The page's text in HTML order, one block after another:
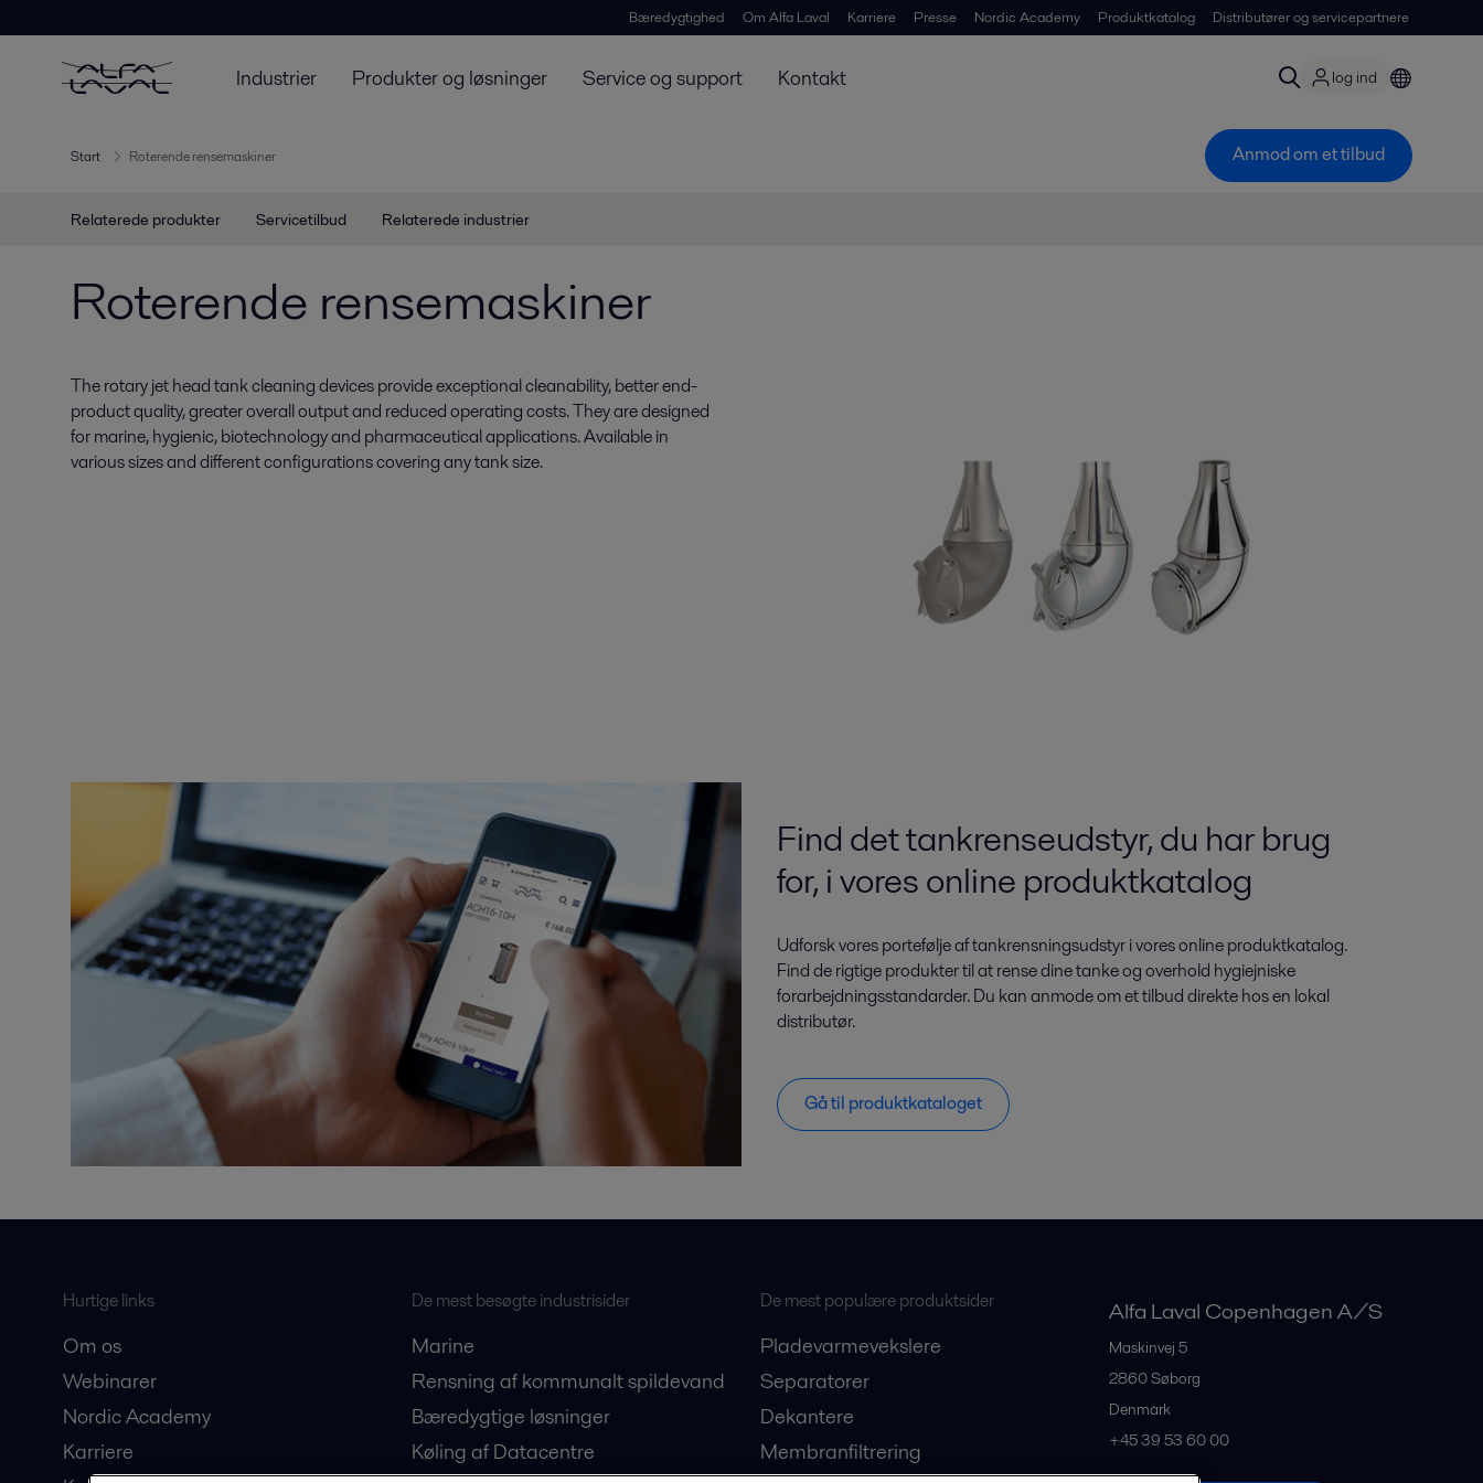
Bæredygtighed Om Alfa Laval Karriere Presse Nordic Academy Produktkatalog Distributører og servicepartnere
Industrier Produkter og løsninger Service og support Kontakt log ind
Start Roterende rensemaskiner Anmod om et tilbud
Relaterede produkter Servicetilbud Relaterede industrier
Roterende rensemaskiner
The rotary jet head tank cleaning devices provide exceptional cleanability, better end-
product quality, greater overall output and reduced operating costs. They are designed
for marine, hygienic, biotechnology and pharmaceutical applications. Available in
various sizes and different configurations covering any tank size.
Find det tankrenseudstyr, du har brug
for, i vores online produktkatalog
Udforsk vores portefølje af tankrensningsudstyr i vores online produktkatalog.
Find de rigtige produkter til at rense dine tanke og overhold hygiejniske
forarbejdningsstandarder. Du kan anmode om et tilbud direkte hos en lokal
distributør.
Gå til produktkataloget
Hurtige links
Om os
Webinarer
Nordic Academy
Karriere
De mest besøgte industrisider
Marine
Rensning af kommunalt spildevand
Bæredygtige løsninger
Køling af Datacentre
De mest populære produktsider
Pladevarmevekslere
Separatorer
Dekantere
Membranfiltrering
Alfa Laval Copenhagen A/S
Maskinvej 5
2860Søborg
Denmark
+45 39 53 60 00